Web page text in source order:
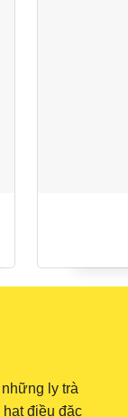
ly trà
điều đặc